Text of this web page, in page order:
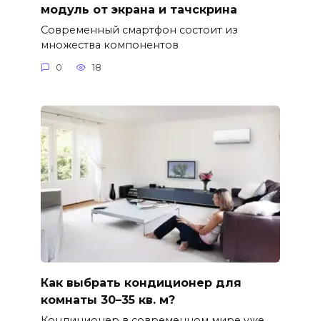
модуль от экрана и тачскрина
Современный смартфон состоит из
множества компонентов
0 18
Как выбрать кондиционер для
комнаты 30–35 кв. м?